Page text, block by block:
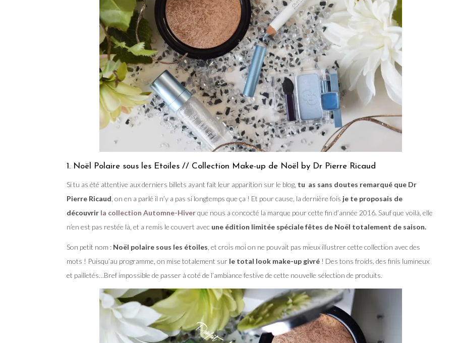
1. Noël Polaire sous les Etoiles // Collection Make-up de Noël by Dr Pierre Ricaud
Si tu as été attentive aux derniers billets ayant fait leur apparition sur le blog, tu as sans doutes remarqué que Dr
Pierre Ricaud , on en a parlé il n’y a pas si longtemps que ça ! Et pour cause, la dernière fois je te proposais de
découvrir la collection Automne-Hiverque nous a concocté la marque pour cette fin d’année 2016. Sauf que voilà, elle
n’en est pas restée là, et a remis le couvert avec une édition limitée spéciale fêtes de Noël totalement de saison.
Son petit nom : Noël polaire sous les étoiles , et crois moi on ne pouvait pas mieux illustrer cette collection avec des
mots ! Puisqu’au programme, on mise totalement sur le total look make-up givré ! Des tons froids, des finis lumineux
et pailletés…Bref impossible de passer à coté de l’ambiance festive de cette nouvelle sélection de produits.